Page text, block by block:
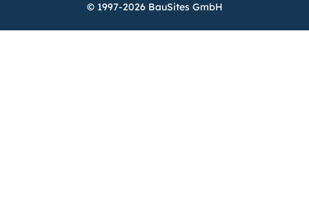
© 1997-2026 BauSites GmbH